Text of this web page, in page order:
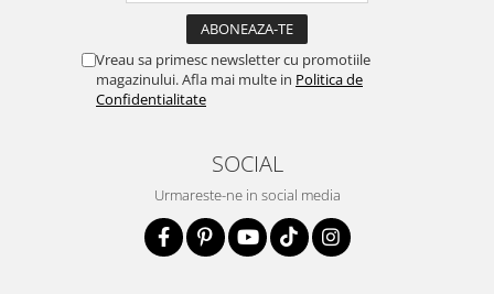
Vreau sa primesc newsletter cu promotiile
magazinului. Afla mai multe in Politica de
Confidentialitate
SOCIAL
Urmareste-ne in social media